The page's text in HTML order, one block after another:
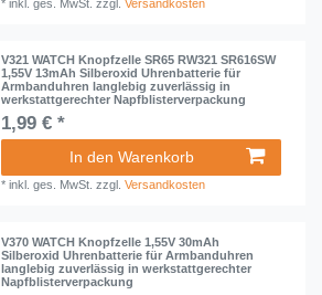
*inkl. ges. MwSt. zzgl.Versandkosten
V321 WATCH Knopfzelle SR65 RW321 SR616SW
1,55V 13mAh Silberoxid Uhrenbatterie für
Armbanduhren langlebig zuverlässig in
werkstattgerechter Napfblisterverpackung
1,99 € *
In den Warenkorb
*inkl. ges. MwSt. zzgl.Versandkosten
V370 WATCH Knopfzelle 1,55V 30mAh
Silberoxid Uhrenbatterie für Armbanduhren
langlebig zuverlässig in werkstattgerechter
Napfblisterverpackung